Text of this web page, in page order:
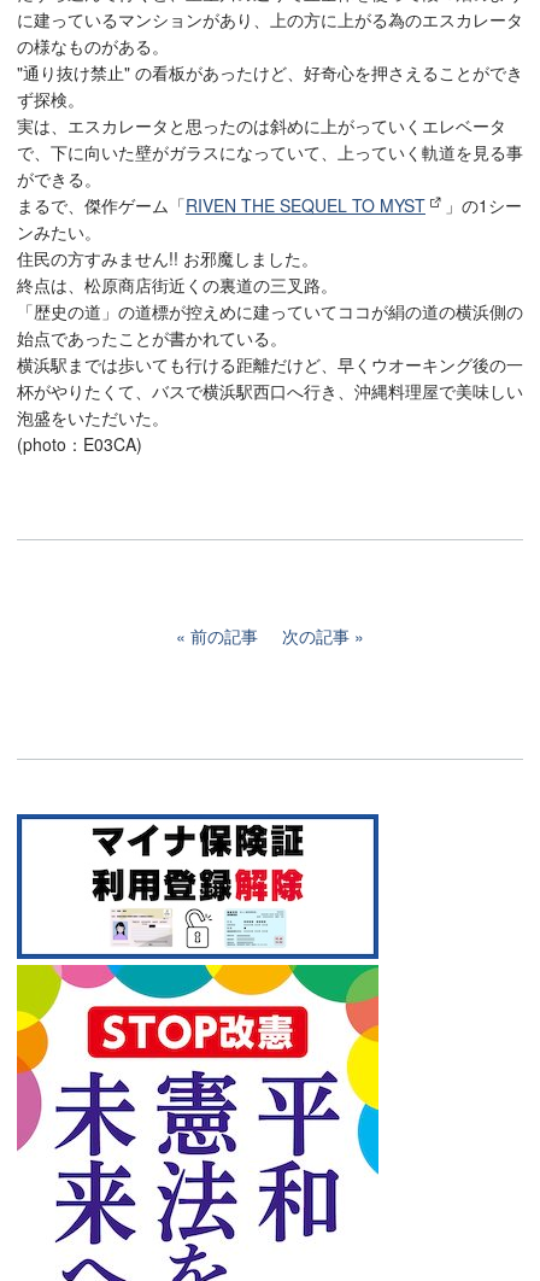
に建っているマンションがあり、上の方に上がる為のエスカレータ
の様なものがある。
"通り抜け禁止" の看板があったけど、好奇心を押さえることができ
ず探検。
実は、エスカレータと思ったのは斜めに上がっていくエレベータ
で、下に向いた壁がガラスになっていて、上っていく軌道を見る事
ができる。
まるで、傑作ゲーム「RIVEN THE SEQUEL TO MYST
」の1シー
ンみたい。
住民の方すみません!! お邪魔しました。
終点は、松原商店街近くの裏道の三叉路。
「歴史の道」の道標が控えめに建っていてココが絹の道の横浜側の
始点であったことが書かれている。
横浜駅までは歩いても行ける距離だけど、早くウオーキング後の一
杯がやりたくて、バスで横浜駅西口へ行き、沖縄料理屋で美味しい
泡盛をいただいた。
(photo：E03CA)
前の記事 次の記事